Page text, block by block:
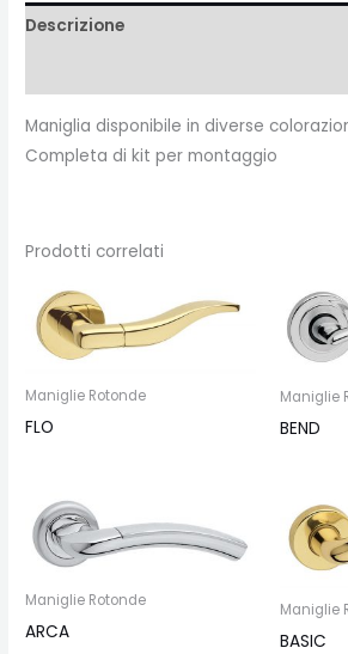
Descrizione
Maniglia disponibile in diverse
Completa di kit per montaggio
Prodotti correlati
Maniglie Rotonde
FLO
Maniglie
BEND
Maniglie Rotonde
ARCA
Maniglie
BASIC